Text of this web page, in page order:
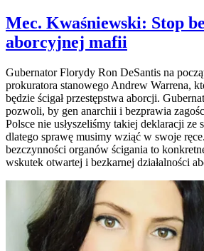
Mec. Kwaśniewski: Stop
aborcyjnej mafii
Gubernator Florydy Ron DeSantis na
prokuratora stanowego Andrew Warrena,
będzie ścigał przestępstwa aborcji.
pozwoli, by gen anarchii i bezprawia
Polsce nie usłyszeliśmy takiej deklaracji ze
dlatego sprawę musimy wziąć w swoje
bezczynności organów ścigania to
wskutek otwartej i bezkarnej działalności